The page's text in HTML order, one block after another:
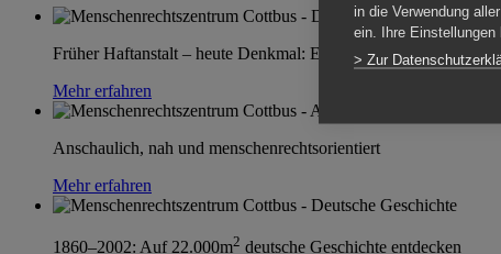
Früher Haftanstalt – heute Denkmal: Einen Ort im Wandel
Mehr erfahren
Anschaulich, nah und menschenrechtsorientiert
Mehr erfahren
1860–2002: Auf 22.000m2 deutsche Geschichte entdecken
in die Verwendung
ein. Ihre Einstellungen
> Zur